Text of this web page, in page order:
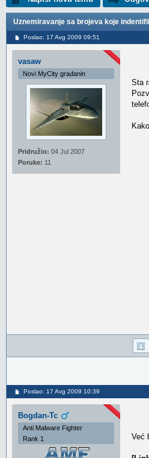
Uznemiravanje sa brojeva koje
Poslao: 17 Avg 2009 09:51
vasaw
Novi MyCity građanin
Pridružio: 04 Jul 2007
Poruke: 11
Sta
Poslao: 17 Avg 2009 10:39
Bogdan-Tc
Anti Malware Fighter
Rank 1
Već